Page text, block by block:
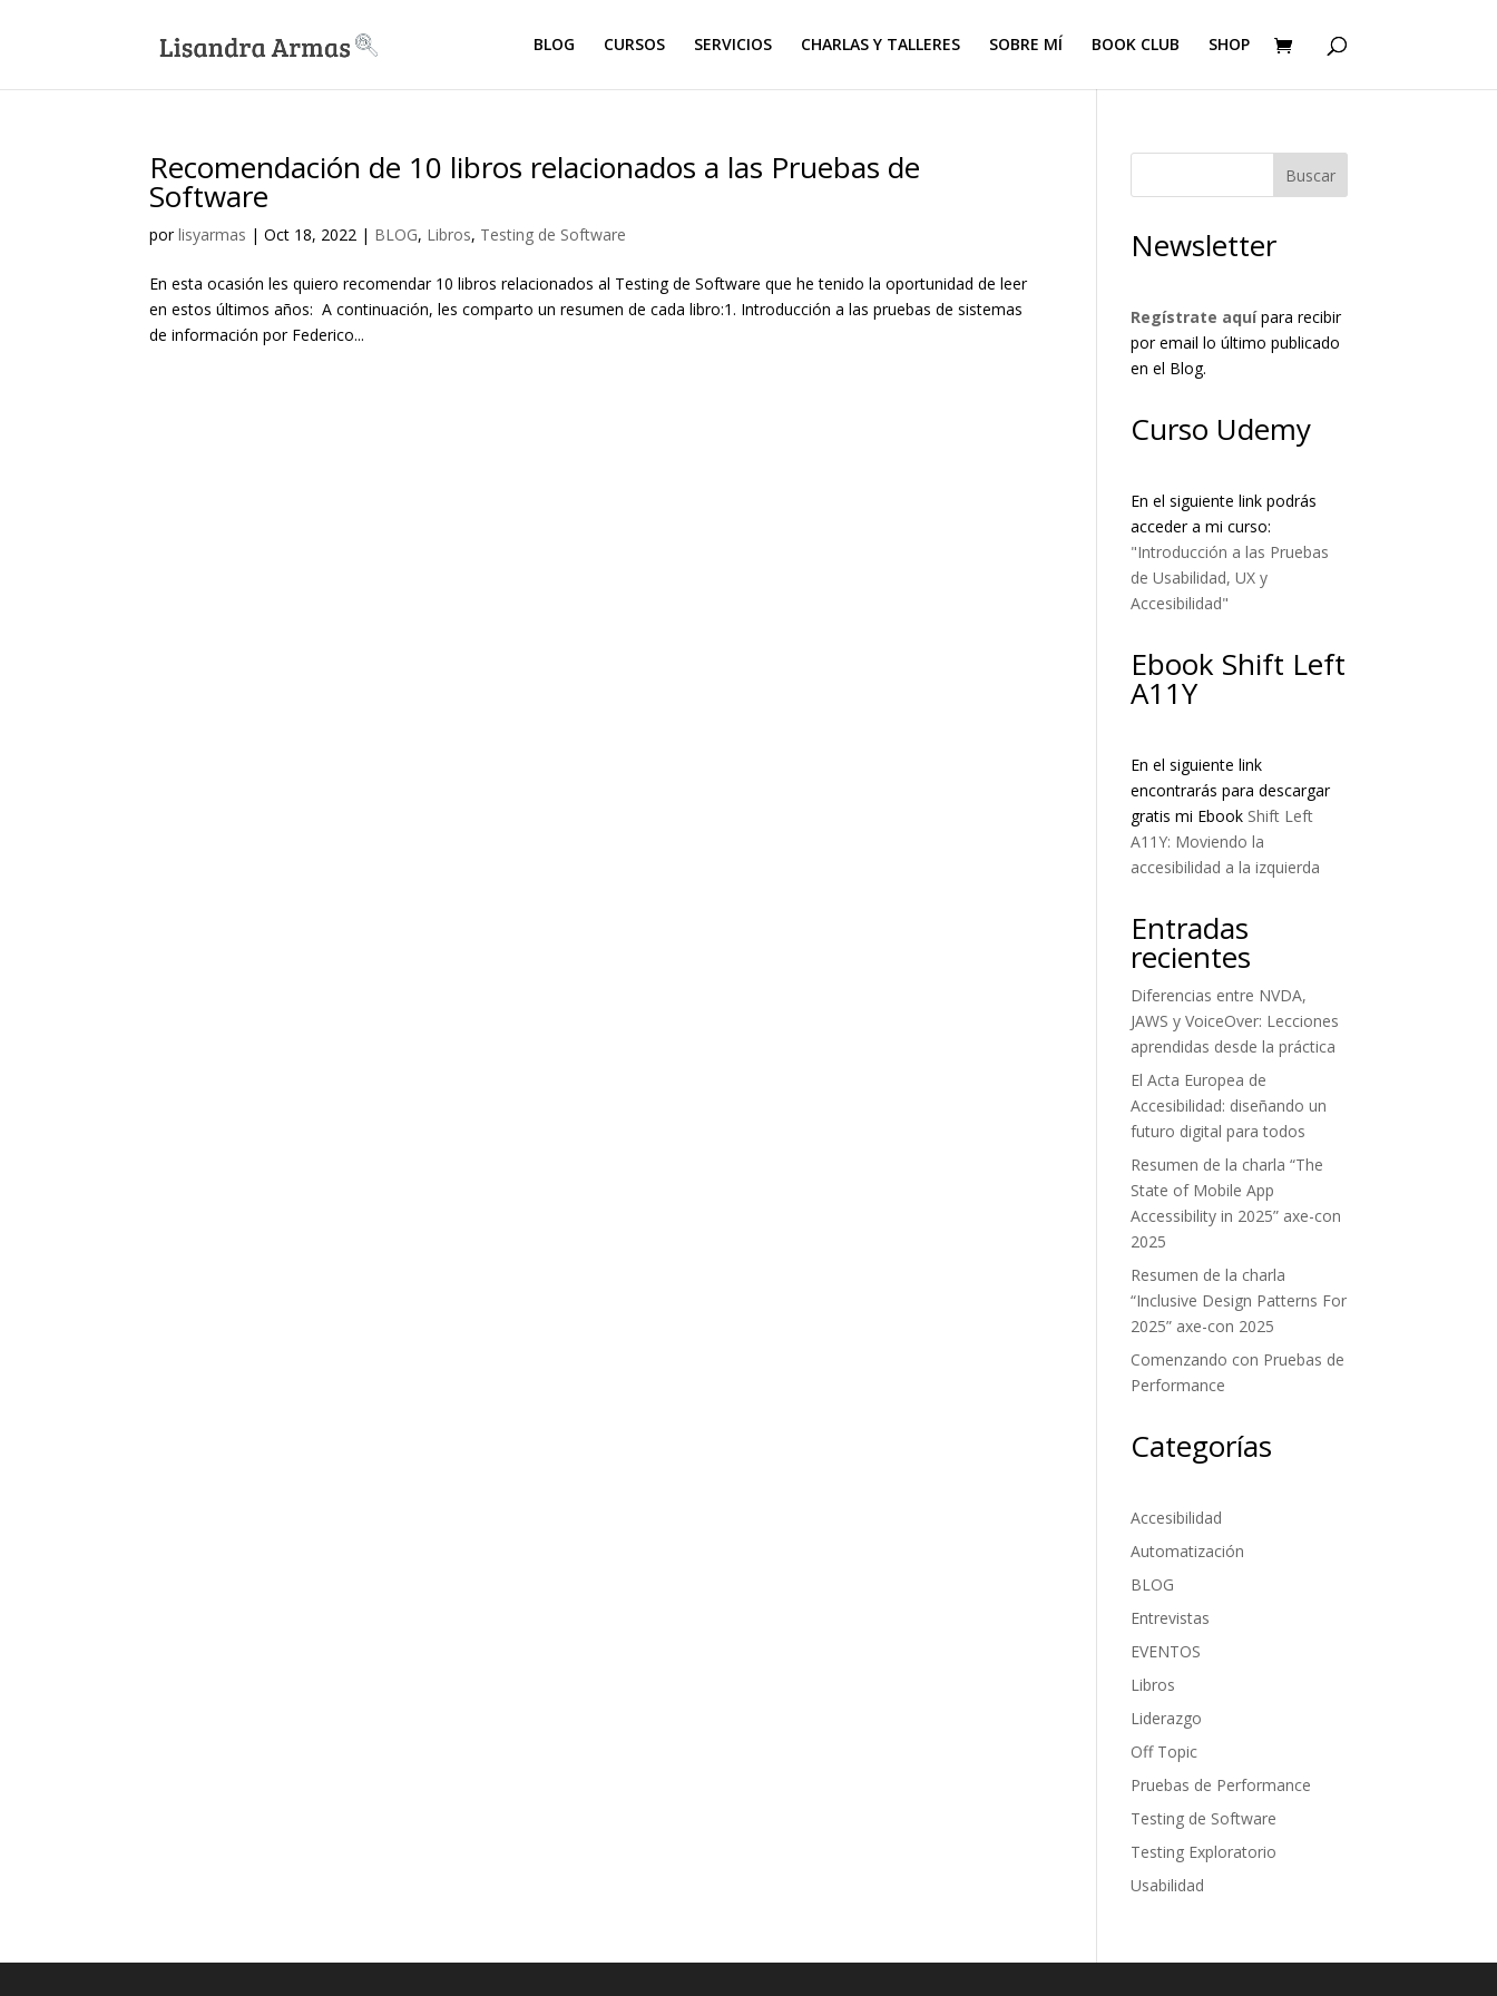
BLOG CURSOS SERVICIOS CHARLAS Y TALLERES SOBRE MÍ BOOK CLUB SHOP
Recomendación de 10 libros relacionados a las Pruebas de
Software
porlisyarmas |Oct 18, 2022 | BLOG, Libros, Testing de Software
En esta ocasión les quiero recomendar 10 libros relacionados al Testing de Software que he tenido la oportunidad de leer
en estos últimos años: A continuación, les comparto un resumen de cada libro:1. Introducción a las pruebas de sistemas
de información por Federico...
Buscar
Newsletter
Regístrate aquípara recibir
por email lo último publicado
en el Blog.
Curso Udemy
En el siguiente link podrás
acceder a mi curso:
"Introducción a las Pruebas
de Usabilidad, UX y
Accesibilidad"
Ebook Shift Left
A11Y
En el siguiente link
encontrarás para descargar
gratis mi Ebook Shift Left
A11Y: Moviendo la
accesibilidad a la izquierda
Entradas
recientes
Diferencias entre NVDA,
JAWS y VoiceOver: Lecciones
aprendidas desde la práctica
El Acta Europea de
Accesibilidad: diseñando un
futuro digital para todos
Resumen de la charla “The
State of Mobile App
Accessibility in 2025” axe-con
2025
Resumen de la charla
“Inclusive Design Patterns For
2025” axe-con 2025
Comenzando con Pruebas de
Performance
Categorías
Accesibilidad
Automatización
BLOG
Entrevistas
EVENTOS
Libros
Liderazgo
Off Topic
Pruebas de Performance
Testing de Software
Testing Exploratorio
Usabilidad